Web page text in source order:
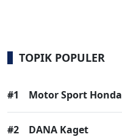
TOPIK POPULER
#1 Motor Sport Honda
#2 DANA Kaget